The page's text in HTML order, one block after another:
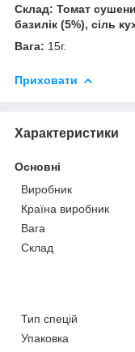
Склад: Томат
базилік (5%), сіль
Вага: 15г.
Приховати
Характеристики
Основні
Виробник
Країна виробник
Вага
Склад
Тип спецій
Упаковка